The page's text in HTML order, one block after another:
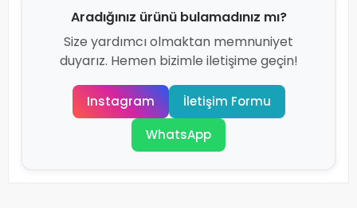
Aradığınız ürünü bulamadınız mı?
Size yardımcı olmaktan memnuniyet
duyarız. Hemen bizimle iletişime geçin!
Instagram
İletişim Formu
WhatsApp